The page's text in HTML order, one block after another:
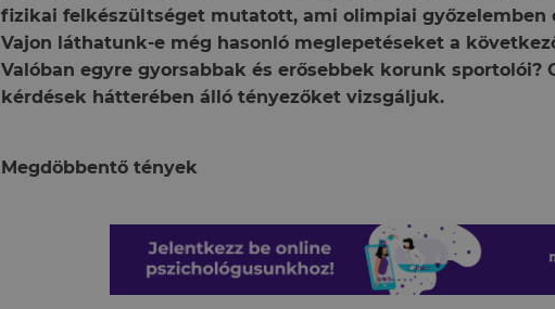
fizikai felkészültséget mutatott, ami olimpiai győzelemben
Vajon láthatunk-e még hasonló meglepetéseket a
Valóban egyre gyorsabbak és erősebbek korunk sportolói?
kérdések hátterében álló tényezőket vizsgáljuk.
Megdöbbentő tények